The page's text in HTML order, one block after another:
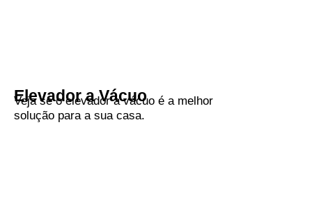
Elevador a Vácuo
Veja se o elevador a vácuo é a melhor
solução para a sua casa.